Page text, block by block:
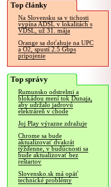
Top články
Na Slovensku sa v tichosti
vypína ADSL v lokalitách s
VDSL, už 31. mája
Orange sa doťahuje na UPC
a O2, spustí 2.5 Gbps
pripojenie
Top správy
Rumunsko odstrelmi a
blokádou mení tok Dunaja,
aby udržalo jadrovú
elektráreň v chode
Joj Play výrazne zdražuje
Chrome sa bude
aktualizovať dvakrát
týždenne, v budúcnosti sa
bude aktualizovať bez
reštartov
Slovensko.sk má opäť
technické problémy